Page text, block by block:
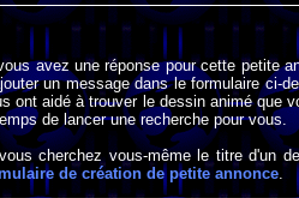
avez une réponse pour cette petite
un message dans le formulaire ci-
ont aidé à trouver le dessin animé que
de lancer une recherche pour vous.
cherchez vous-même le titre d'un
de création de petite annonce.